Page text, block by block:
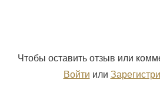
Чтобы оставить отзыв или
Войти или